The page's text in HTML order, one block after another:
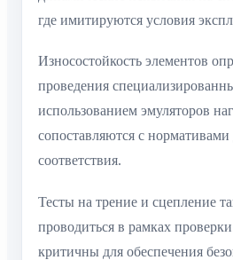
где имитируются условия
Износостойкость элементов
проведения
использованием эмуляторов
сопоставляются с
соответствия.
Тесты на трение и сцепление
проводиться в рамках
критичны для обеспечения